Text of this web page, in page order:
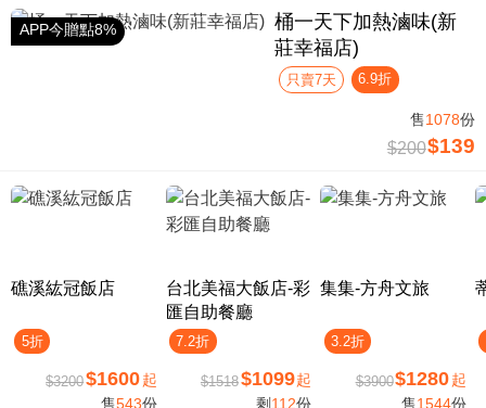
APP今贈點8%
桶一天下加熱滷味(新
莊幸福店)
只賣7天 6.9折
售1078份
$200$139
礁溪紘冠飯店
5折
$3200$1600 起
售543份
台北美福大飯店-彩
匯自助餐廳
7.2折
$1518$1099起
剩 112份
集集-方舟文旅
3.2折
$3900$1280 起
售1544份